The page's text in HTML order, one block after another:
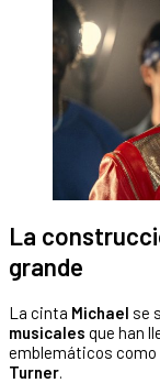
La
grande
La cinta Michael se
musicales que han
emblemáticos como
Turner.